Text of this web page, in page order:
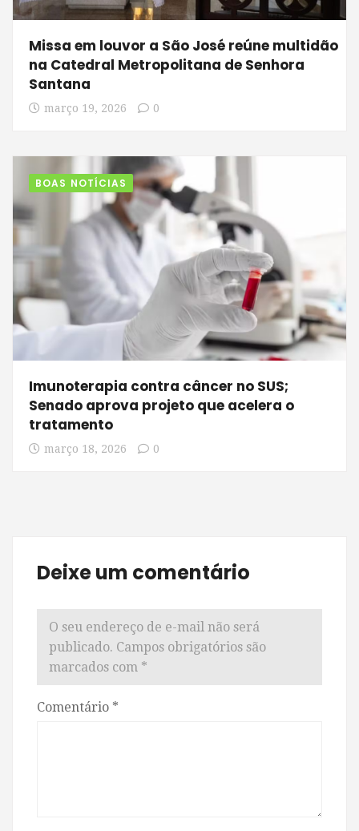
Missa em louvor a São José reúne multidão
na Catedral Metropolitana de Senhora
Santana
março 19, 2026 0
BOAS NOTÍCIAS
Imunoterapia contra câncer no SUS;
Senado aprova projeto que acelera o
tratamento
março 18, 2026 0
Deixe um comentário
O seu endereço de e-mail não será
publicado. Campos obrigatórios são
marcados com *
Comentário *